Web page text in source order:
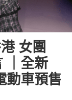
女團
｜全新
動車預售